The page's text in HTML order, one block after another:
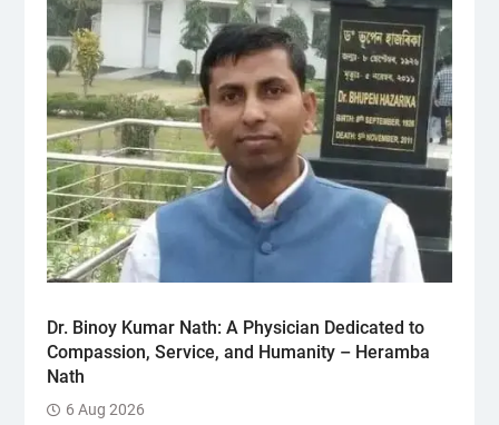
Dr. Binoy Kumar Nath: A Physician Dedicated to
Compassion, Service, and Humanity – Heramba
Nath
6 Aug 2026